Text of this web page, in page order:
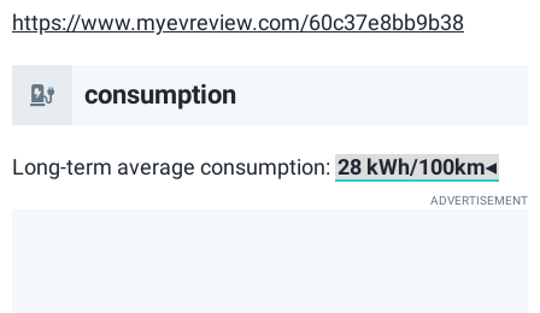
https://www.myevreview.com/60c37e8bb9b38
consumption
Long-term average consumption: